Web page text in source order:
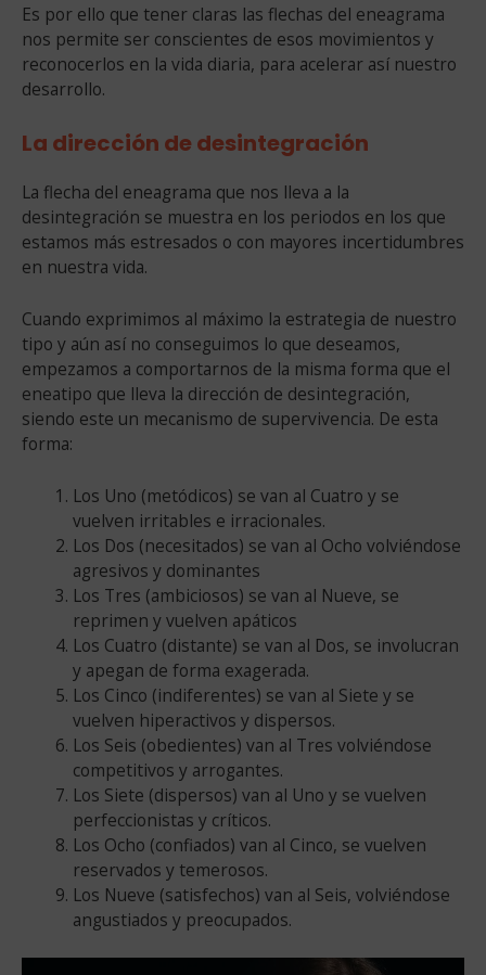
Es por ello que tener claras las flechas del eneagrama
nos permite ser conscientes de esos movimientos y
reconocerlos en la vida diaria, para acelerar así nuestro
desarrollo.
La dirección de desintegración
La flecha del eneagrama que nos lleva a la
desintegración se muestra en los periodos en los que
estamos más estresados o con mayores incertidumbres
en nuestra vida.
Cuando exprimimos al máximo la estrategia de nuestro
tipo y aún así no conseguimos lo que deseamos,
empezamos a comportarnos de la misma forma que el
eneatipo que lleva la dirección de desintegración,
siendo este un mecanismo de supervivencia. De esta
forma:
Los Uno (metódicos) se van al Cuatro y se
vuelven irritables e irracionales.
Los Dos (necesitados) se van al Ocho volviéndose
agresivos y dominantes
Los Tres (ambiciosos) se van al Nueve, se
reprimen y vuelven apáticos
Los Cuatro (distante) se van al Dos, se involucran
y apegan de forma exagerada.
Los Cinco (indiferentes) se van al Siete y se
vuelven hiperactivos y dispersos.
Los Seis (obedientes) van al Tres volviéndose
competitivos y arrogantes.
Los Siete (dispersos) van al Uno y se vuelven
perfeccionistas y críticos.
Los Ocho (confiados) van al Cinco, se vuelven
reservados y temerosos.
Los Nueve (satisfechos) van al Seis, volviéndose
angustiados y preocupados.